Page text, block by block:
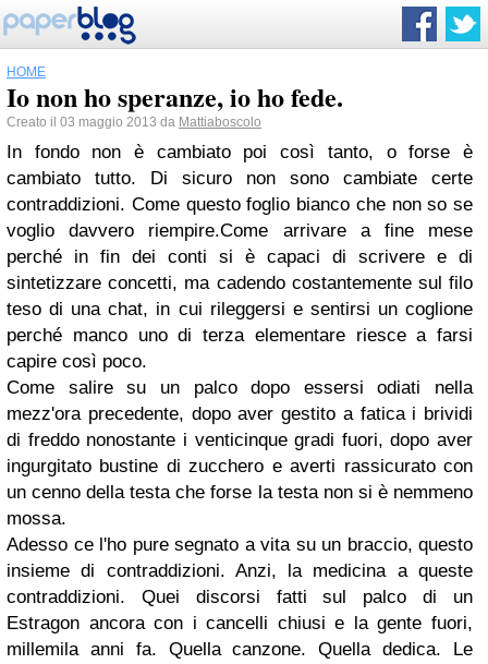
HOME
Io non ho speranze, io ho fede.
Creato il 03 maggio 2013 da Mattiaboscolo
In fondo non è cambiato poi così tanto, o forse è
cambiato tutto. Di sicuro non sono cambiate certe
contraddizioni. Come questo foglio bianco che non so se
voglio davvero riempire.Come arrivare a fine mese
perché in fin dei conti si è capaci di scrivere e di
sintetizzare concetti, ma cadendo costantemente sul filo
teso di una chat, in cui rileggersi e sentirsi un coglione
perché manco uno di terza elementare riesce a farsi
capire così poco.
Come salire su un palco dopo essersi odiati nella
mezz'ora precedente, dopo aver gestito a fatica i brividi
di freddo nonostante i venticinque gradi fuori, dopo aver
ingurgitato bustine di zucchero e averti rassicurato con
un cenno della testa che forse la testa non si è nemmeno
mossa.
Adesso ce l'ho pure segnato a vita su un braccio, questo
insieme di contraddizioni. Anzi, la medicina a queste
contraddizioni. Quei discorsi fatti sul palco di un
Estragon ancora con i cancelli chiusi e la gente fuori,
millemila anni fa. Quella canzone. Quella dedica. Le